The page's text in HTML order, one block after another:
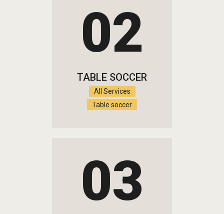
02
TABLE SOCCER
All Services
Table soccer
03